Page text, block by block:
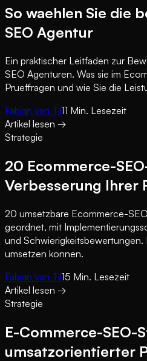
So waehlen Sie die
SEO Agentur
Ein praktischer Leitfaden zur
SEO Agenturen. Was sie im
Prueffragen und wie Sie die
Fabian van Til11 Min. Lesezeit
Artikel lesen →
Strategie
20 Ecommerce-
Verbesserung Ihrer
20 umsetzbare Ecommerce-
geordnet, mit
und
umsetzen konnen.
Fabian van Til15 Min. Lesezeit
Artikel lesen →
Strategie
E-Commerce-SEO-
umsatzorientierter